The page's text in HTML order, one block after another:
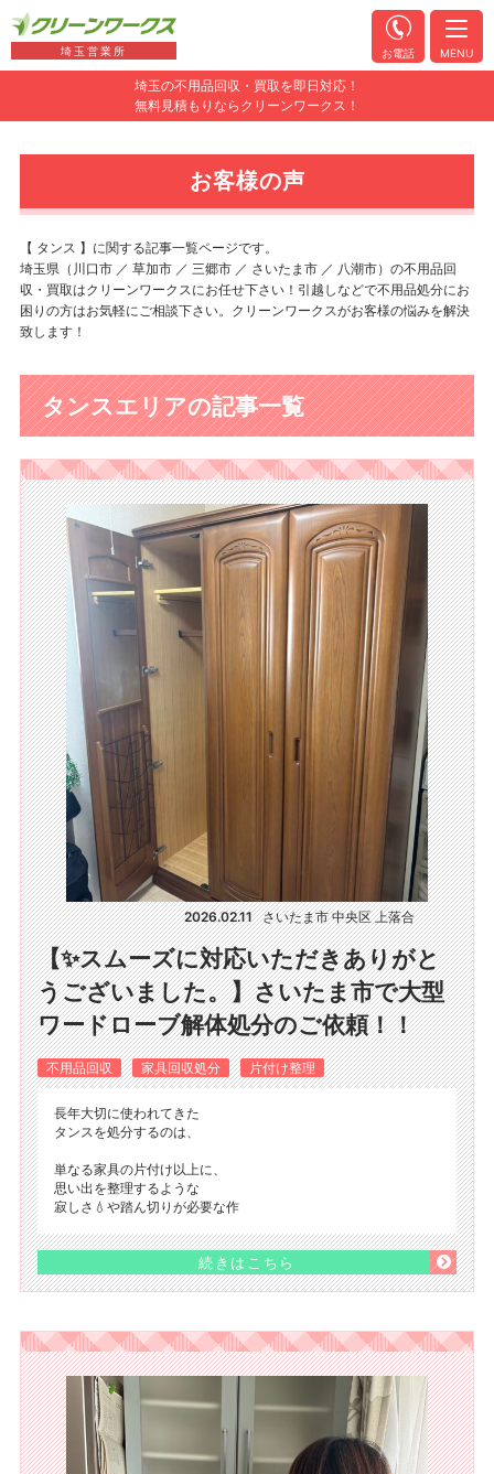
埼玉の不用品回収・買取を即日対応！
無料見積もりならクリーンワークス！
埼玉営業所 お電話 MENU
お客様の声
【 タンス 】に関する記事一覧ページです。
埼玉県（川口市 ／ 草加市 ／ 三郷市 ／ さいたま市 ／ 八潮市）の不用品回
収・買取はクリーンワークスにお任せ下さい！引越しなどで不用品処分にお
困りの方はお気軽にご相談下さい。クリーンワークスがお客様の悩みを解決
致します！
タンスエリアの記事一覧
2026.02.11 さいたま市 中央区 上落合
【✨スムーズに対応いただきありがと
うございました。】さいたま市で大型
ワードローブ解体処分のご依頼！！
不用品回収 家具回収処分 片付け整理
長年大切に使われてきた
タンスを処分するのは、
単なる家具の片付け以上に、
思い出を整理するような
寂しさ💧や踏ん切りが必要な作
続きはこちら